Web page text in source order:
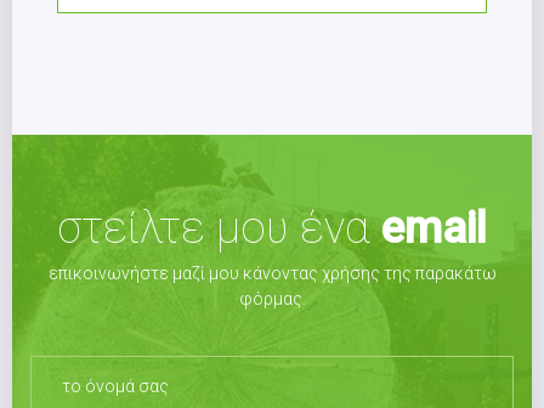
στείλτε μου έναemail
επικοινωνήστε μαζί μου κάνοντας χρήσης της παρακάτω
φόρμας.